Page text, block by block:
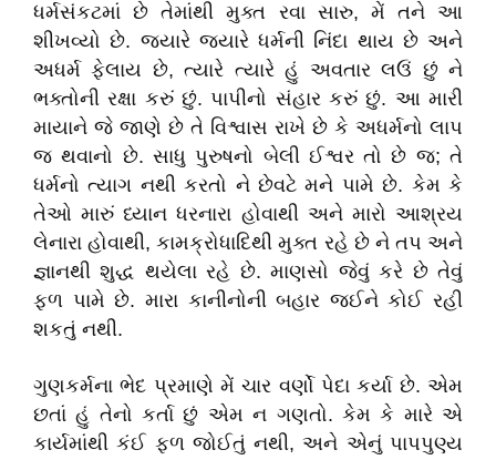
ધર્મસંકટમાં છે તેમાંથી મુક્ત રવા સારુ, મેં તને આ
શીખવ્યો છે. જ્યારે જ્યારે ધર્મની નિંદા થાય છે અને
અધર્મ ફેલાય છે, ત્યારે ત્યારે હું અવતાર લઉં છું ને
ભક્તોની રક્ષા કરું છું. પાપીનો સંહાર કરું છું. આ મારી
માયાને જે જાણે છે તે વિશ્વાસ રાખે છે કે અધર્મનો લાપ
જ થવાનો છે. સાધુ પુરુષનો બેલી ઈશ્વર તો છે જ; તે
ધર્મનો ત્યાગ નથી કરતો ને છેવટે મને પામે છે. કેમ કે
તેઓ મારું ધ્યાન ધરનારા હોવાથી અને મારો આશ્રય
લેનારા હોવાથી, કામક્રોધાદિથી મુક્ત રહે છે ને તપ અને
જ્ઞાનથી શુદ્ધ થયેલા રહે છે. માણસો જેવું કરે છે તેવું
ફળ પામે છે. મારા કાનીનોની બહાર જઈને કોઈ રહી
શકતું નથી.
ગુણકર્મના ભેદ પ્રમાણે મેં ચાર વર્ણો પેદા કર્યા છે. એમ
છતાં હું તેનો કર્તા છું એમ ન ગણતો. કેમ કે મારે એ
કાર્યમાંથી કંઈ ફળ જોઈતું નથી, અને એનું પાપપુણ્ય